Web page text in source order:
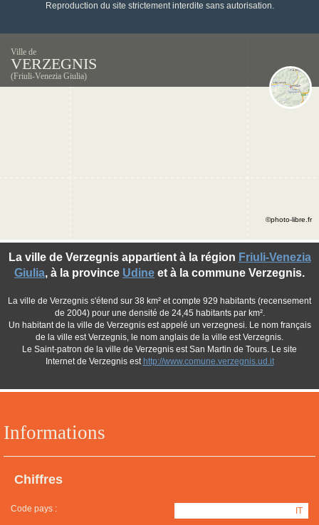
Reproduction du site strictement interdite sans autorisation.
Ville de
VERZEGNIS
(Friuli-Venezia Giulia)
Informations
Chiffres
Code pays : IT
La ville de Verzegnis appartient à la région Friuli-Venezia
Giulia, à la province Udine et à la commune Verzegnis.
La ville de Verzegnis s'étend sur 38 km² et compte 929 habitants (recensement
de 2004) pour une densité de 24,45 habitants par km².
Un habitant de la ville de Verzegnis est appelé un verzegnesi. Le nom français
de la ville est Verzegnis, le nom anglais de la ville est Verzegnis.
Le Saint-patron de la ville de Verzegnis est San Martin de Tours. Le site
Internet de Verzegnis est http://www.comune.verzegnis.ud.it
©photo-libre.fr